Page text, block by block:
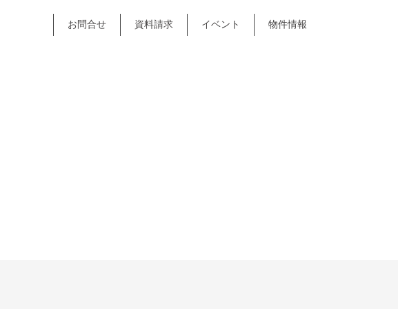
お問合せ 資料請求 イベント 物件情報